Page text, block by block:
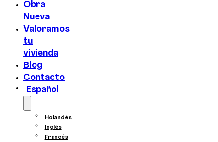
Obra
Nueva
Valoramos
tu
vivienda
Blog
Contacto
Español
Holandés
Inglés
Francés